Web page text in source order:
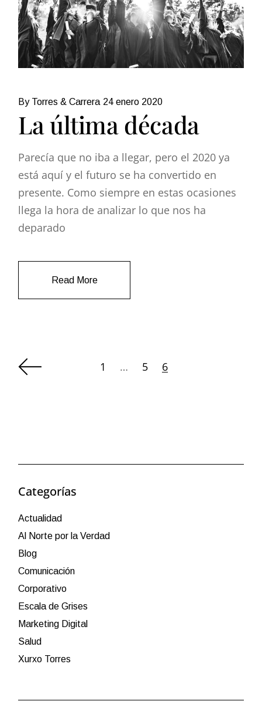
By Torres & Carrera 24 enero 2020
La última década
Parecía que no iba a llegar, pero el 2020 ya
está aquí y el futuro se ha convertido en
presente. Como siempre en estas ocasiones
llega la hora de analizar lo que nos ha
deparado
Read More
1 … 5 6
Categorías
Actualidad
Al Norte por la Verdad
Blog
Comunicación
Corporativo
Escala de Grises
Marketing Digital
Salud
Xurxo Torres